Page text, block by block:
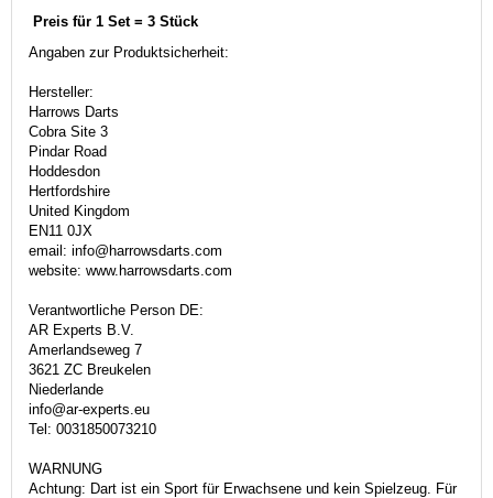
Preis für 1 Set = 3 Stück
Angaben zur Produktsicherheit:
Hersteller:
Harrows Darts
Cobra Site 3
Pindar Road
Hoddesdon
Hertfordshire
United Kingdom
EN11 0JX
email: info@harrowsdarts.com
website: www.harrowsdarts.com
Verantwortliche Person DE:
AR Experts B.V.
Amerlandseweg 7
3621 ZC Breukelen
Niederlande
info@ar-experts.eu
Tel: 0031850073210
WARNUNG
Achtung: Dart ist ein Sport für Erwachsene und kein Spielzeug. Für